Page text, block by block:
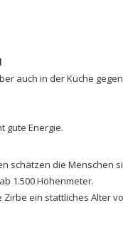
auch in der Küche
gute Energie.
schätzen die Menschen
1.500 Höhenmeter.
Zirbe ein stattliches Alter